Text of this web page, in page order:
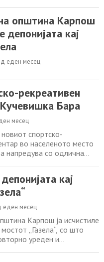
ново фудбалско
трева, современо
летниковец, клупи и
површини. Од Општината
градежните работи
општина Карпош
депонијата кај
еден месец
рекреативен
Бара
месец
спортско-
во населеното место
напредува со одлична
метри квадратни и
игралиште со
вештачка трева, детско
и нови клупи, парк и
„Општина
кај
еден месец
Карпош ја исчистиле
„Газела“, со што
уреден и